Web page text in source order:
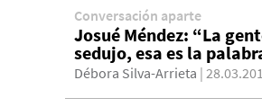
Conversación aparte
Josué Méndez: “La
sedujo, esa es la
Débora Silva-Arrieta |